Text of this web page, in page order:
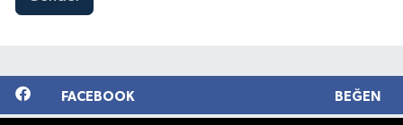
FACEBOOK BEĞEN